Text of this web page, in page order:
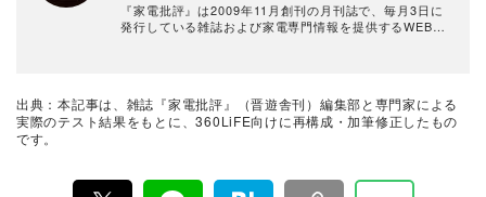
『家電批評』は2009年11月創刊の月刊誌で、毎月3日に
発行している雑誌および家電専門情報を提供するWEBメ
検証機関が実機テストを行い、価格やブランドに惑わさ
れることなく製品の本質的な性能を見極め、その良し悪
出典：本記事は、雑誌『家電批評』（晋遊舎刊）編集部と専門家による
実際のテスト結果をもとに、360LiFE向けに再構成・加筆修正したもの
です。